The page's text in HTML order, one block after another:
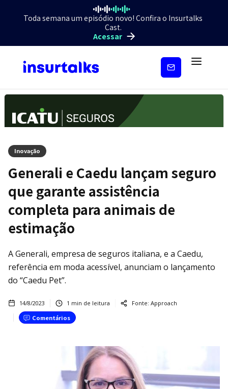
Toda semana um episódio novo! Confira o Insurtalks
Cast.
Acessar
Inscreva-
Inovação
Generali e Caedu lançam seguro
que garante assistência
completa para animais de
estimação
A Generali, empresa de seguros italiana, e a Caedu,
referência em moda acessível, anunciam o lançamento
do “Caedu Pet”.
14/8/2023 1 min de leitura Fonte: Approach
Comentários